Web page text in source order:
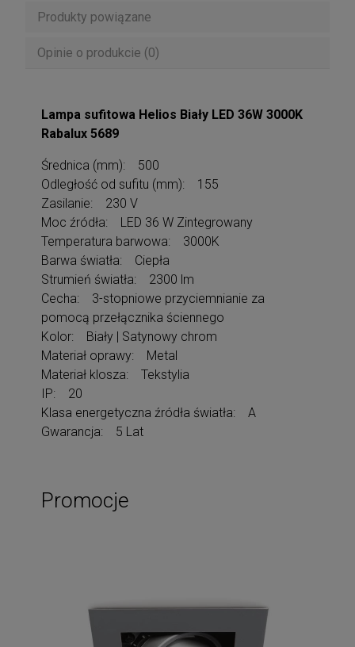
Produkty powiązane
Opinie o produkcie (0)
Lampa sufitowa Helios Biały LED 36W 3000K
Rabalux 5689
Średnica (mm): 500
Odległość od sufitu (mm): 155
Zasilanie: 230 V
Moc źródła: LED 36 W Zintegrowany
Temperatura barwowa: 3000K
Barwa światła: Ciepła
Strumień światła: 2300 lm
Cecha: 3-stopniowe przyciemnianie za
pomocą przełącznika ściennego
Kolor: Biały | Satynowy chrom
Materiał oprawy: Metal
Materiał klosza: Tekstylia
IP: 20
Klasa energetyczna źródła światła: A
Gwarancja: 5 Lat
Promocje